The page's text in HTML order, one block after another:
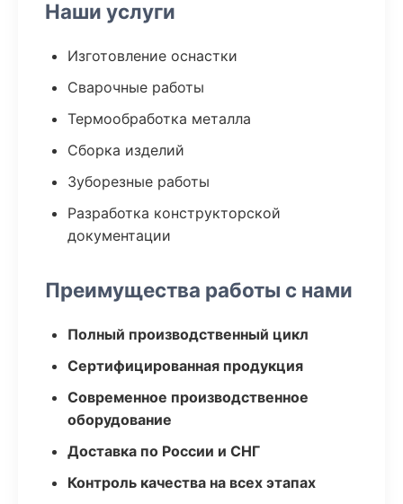
Наши услуги
Изготовление оснастки
Сварочные работы
Термообработка металла
Сборка изделий
Зуборезные работы
Разработка конструкторской
документации
Преимущества работы с нами
Полный производственный цикл
Сертифицированная продукция
Современное производственное
оборудование
Доставка по России и СНГ
Контроль качества на всех этапах